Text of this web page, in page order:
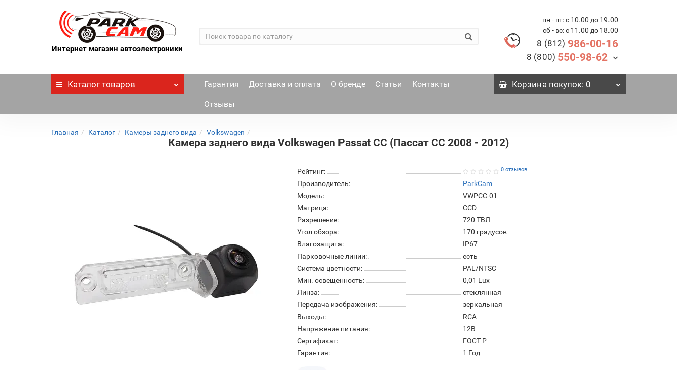
Интернет магазин автоэлектроники
пн - пт: с 10.00 до 19.00
сб - вс: с 11.00 до 18.00
8 (812) 986-00-16
8 (800) 550-98-62
Каталог товаров Гарантия Доставка и оплата О бренде Статьи Контакты
Отзывы
Корзинапокупок: 0
Главная Каталог Камеры заднего вида Volkswagen
Камера заднего вида Volkswagen Passat CC (Пассат СС 2008 - 2012)
Рейтинг: 0 отзывов
Производитель:
ParkCam
Модель:
VWPCC-01
Матрица:
СCD
Разрешение:
720 ТВЛ
Угол обзора:
170 градусов
Влагозащита:
IP67
Парковочные линии:
есть
Система цветности:
PAL/NTSC
Мин. освещенность:
0,01 Lux
Линза:
стеклянная
Передача изображения:
зеркальная
Выходы:
RCA
Напряжение питания:
12В
Сертификат:
ГОСТ Р
Гарантия:
1 Год